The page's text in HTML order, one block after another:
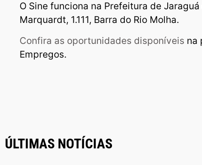
O Sine funciona na Prefeitura de Jaraguá
Marquardt, 1.111, Barra do Rio Molha.
Confira as oportunidades disponíveis na
Empregos.
ÚLTIMAS NOTÍCIAS